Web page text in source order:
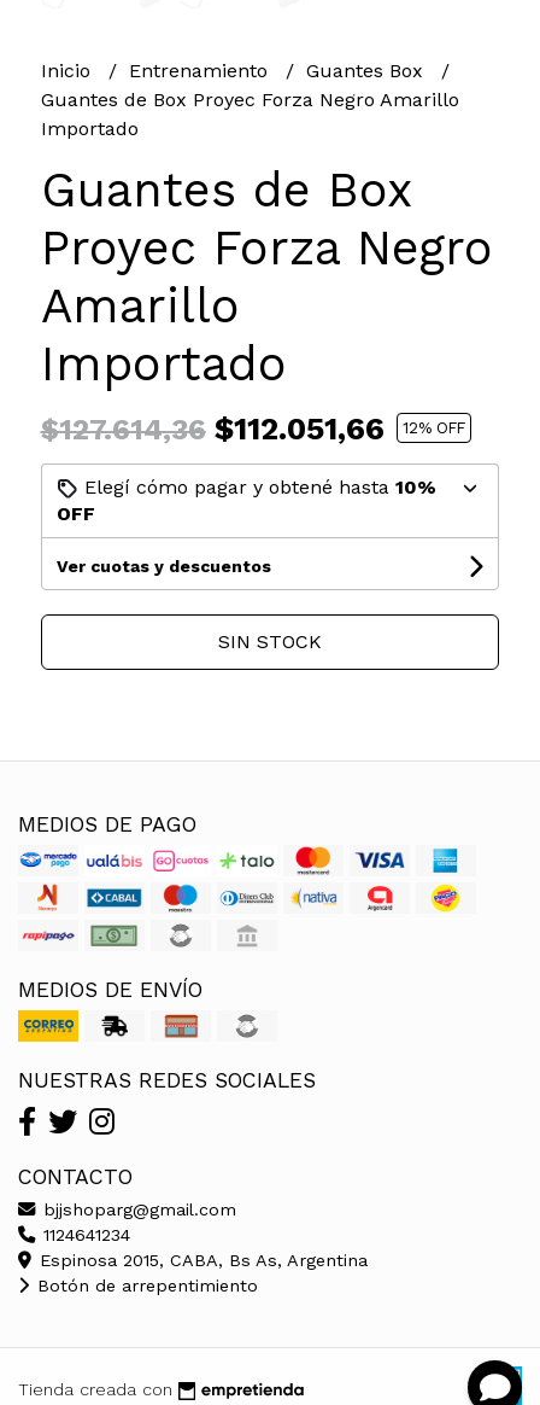
Inicio Entrenamiento
Guantes Box
Guantes de Box Proyec Forza Negro Amarillo
Importado
Guantes de Box
Proyec Forza Negro
Amarillo
Importado
$127.614,36$112.051,66 12% OFF
Elegí cómo pagar y obtené hasta 10%
OFF
Ver cuotas y descuentos
SIN STOCK
MEDIOS DE PAGO
MEDIOS DE ENVÍO
NUESTRAS REDES SOCIALES
CONTACTO
bjjshoparg@gmail.com
1124641234
Espinosa 2015, CABA, Bs As, Argentina
Botón de arrepentimiento
Tienda creada con